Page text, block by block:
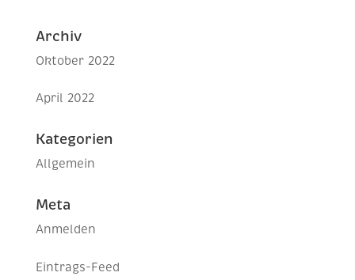
Archiv
Oktober 2022
April 2022
Kategorien
Allgemein
Meta
Anmelden
Eintrags-Feed